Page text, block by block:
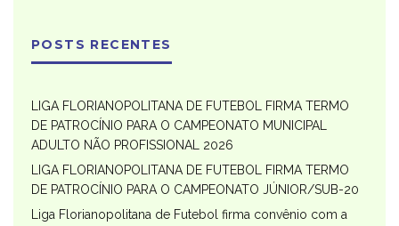
POSTS RECENTES
LIGA FLORIANOPOLITANA DE FUTEBOL FIRMA TERMO
DE PATROCÍNIO PARA O CAMPEONATO MUNICIPAL
ADULTO NÃO PROFISSIONAL 2026
LIGA FLORIANOPOLITANA DE FUTEBOL FIRMA TERMO
DE PATROCÍNIO PARA O CAMPEONATO JÚNIOR/SUB-20
Liga Florianopolitana de Futebol firma convênio com a